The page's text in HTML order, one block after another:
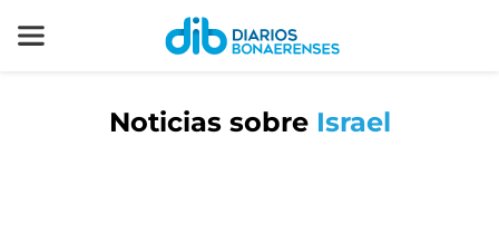
Noticias sobre Israel